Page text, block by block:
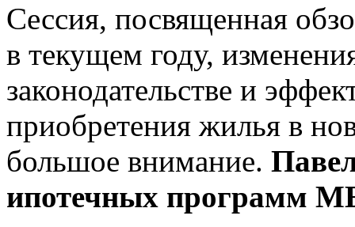
Сессия, посвященная
в текущем году,
законодательстве и
приобретения жилья в
большое внимание.
ипотечных программ